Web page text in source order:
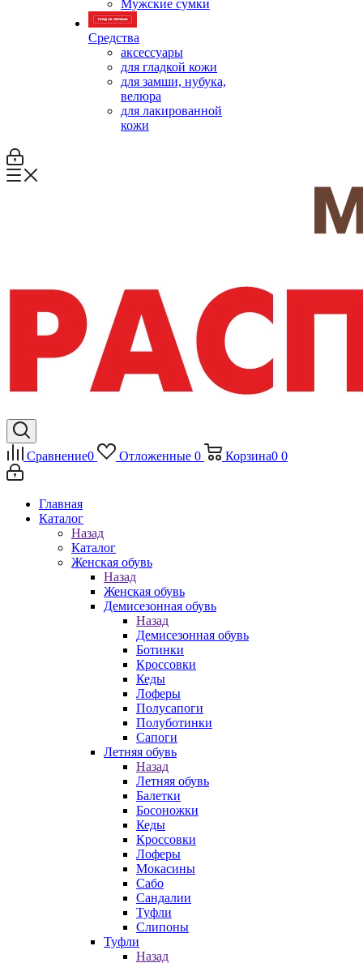
Мужские сумки
Средства
аксессуары
для гладкой кожи
для замши, нубука,
велюра
для лакированной
кожи
Сравнение0 Отложенные 0 Корзина0 0
Главная
Каталог
Назад
Каталог
Женская обувь
Назад
Женская обувь
Демисезонная обувь
Назад
Демисезонная обувь
Ботинки
Кроссовки
Кеды
Лоферы
Полусапоги
Полуботинки
Сапоги
Летняя обувь
Назад
Летняя обувь
Балетки
Босоножки
Кеды
Кроссовки
Лоферы
Мокасины
Сабо
Сандалии
Туфли
Слипоны
Туфли
Назад